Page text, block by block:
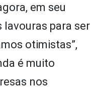
em seu
lavouras para ser
otimistas”,
é muito
nos